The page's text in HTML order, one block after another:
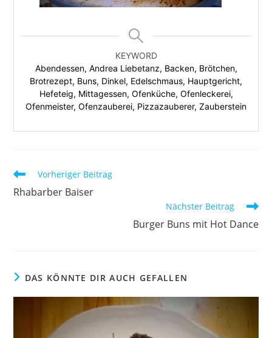
KEYWORD
Abendessen, Andrea Liebetanz, Backen, Brötchen,
Brotrezept, Buns, Dinkel, Edelschmaus, Hauptgericht,
Hefeteig, Mittagessen, Ofenküche, Ofenleckerei,
Ofenmeister, Ofenzauberei, Pizzazauberer, Zauberstein
Vorheriger Beitrag
Rhabarber Baiser
Nächster Beitrag
Burger Buns mit Hot Dance
DAS KÖNNTE DIR AUCH GEFALLEN